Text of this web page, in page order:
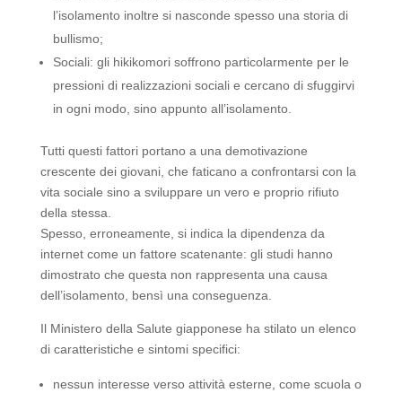
l’isolamento inoltre si nasconde spesso una storia di
bullismo;
Sociali: gli hikikomori soffrono particolarmente per le
pressioni di realizzazioni sociali e cercano di sfuggirvi
in ogni modo, sino appunto all’isolamento.
Tutti questi fattori portano a una demotivazione
crescente dei giovani, che faticano a confrontarsi con la
vita sociale sino a sviluppare un vero e proprio rifiuto
della stessa.
Spesso, erroneamente, si indica la dipendenza da
internet come un fattore scatenante: gli studi hanno
dimostrato che questa non rappresenta una causa
dell’isolamento, bensì una conseguenza.
Il Ministero della Salute giapponese ha stilato un elenco
di caratteristiche e sintomi specifici:
nessun interesse verso attività esterne, come scuola o